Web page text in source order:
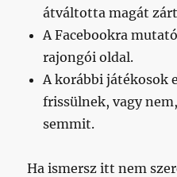
átváltotta magát
A Facebookra
rajongói oldal.
A korábbi játékosok
frissülnek, vagy
semmit.
Ha ismersz itt nem